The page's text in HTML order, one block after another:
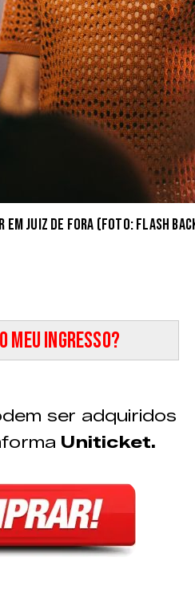
em Juiz de Fora (Foto: Flash
meu ingresso?
ser adquiridos
Uniticket.